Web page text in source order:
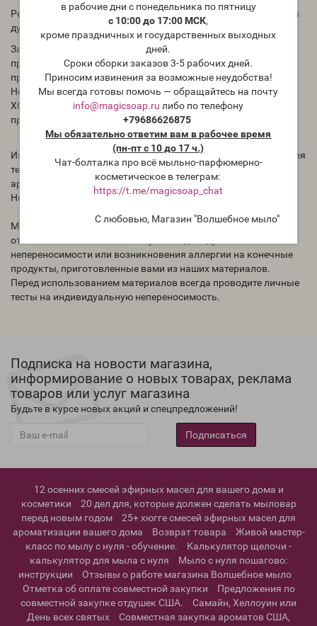
в рабочие дни с понедельника по пятницу
с 10:00 до 17:00 МСК,
кроме праздничных и государственных выходных
дней.
Сроки сборки заказов 3-5 рабочих дней.
Приносим извинения за возможные неудобства!
Мы всегда готовы помочь — обращайтесь на почту
info@magicsoap.ru либо по телефону
+79686626875
Мы обязательно ответим вам в рабочее время
(пн-пт с 10 до 17 ч.)
Чат-болталка про всё мыльно-парфюмерно-
косметическое в телеграм:
https://t.me/magicsoap_chat
С любовью, Магазин "Волшебное мыло"
Рекомендации по использованию: в мыле и косметике 1-3%; в
духах до 30%
Запах аромата в бутылке может отличаться от запаха в
приготовленном Вами продукте. Для проверки необходимо
проводить тесты.
Нет никаких сведений, как ведёт себя отдушка в мыле с нуля
ХОЛОДНЫМ способом. Всегда тестируйте отдушки перед
применением.
Избегать попадания концентрированной отдушки на кожу, для
теста на реакцию кожи необходимо использовать раствор
ароматического масла (в другом масле).
Не употреблять внутрь.
Магазин "Волшебное мыло" Magicsoap.ru/shop не несёт
ответственности за любые случаи индивидуальной
непереносимости или возникновения аллергии на конечные
продукты, приготовленные вами из наших материалов.
Перед использованием материалов всегда проводите личные
тесты на индивидуальную непереносимость.
Подписка на новости магазина,
информирование о новых товарах, реклама
товаров или услуг магазина
Будьте в курсе новых акций и спецпредложений!
Подписаться
12 осенних смесей эфирных масел для вашего дома и
косметики
20 дел для, которые должен сделать мыловар
перед новым годом
25+ хюгге смесей эфирных масел для
ароматизации вашего дома
Возврат товара
Живой мастер-
класс по мылу с нуля - обучение.
Калькулятор щелочи -
калькулятор для мыла с нуля
Мыло с нуля пошагово:
инструкции
Отзывы о работе магазина Волшебное мыло
Отметка об оплате совместной закупки
Предложения по
совместной закупке отдушек США.
Самайн, Хеллоуин или
День всех святых
Совместная закупка ароматов США,